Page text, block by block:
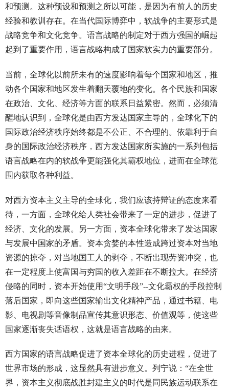
和预测。这种预设和预测之所以可能，是因为有前人的历史
经验和教训存在。在当代国际博弈中，软战争的主要形式是
战略竞争和文化竞争。语言战略的制定对于西方强国的崛起
起到了重要作用，语言战略构成了国家软实力的重要部分。
当前，全球化以前所未有的速度影响着每个国家和地区，推
动各个国家和地区发生着翻天覆地的变化。各个民族和国家
在政治、文化、经济等方面的联系日益紧密。然而，必须清
醒地认识到，全球化是由西方发达国家主导的，全球化下的
国际政治经济秩序始终都是不公正、不合理的。依靠利于自
身的国际政治经济秩序，西方发达国家所实施的一系列包括
语言战略在内的软战争更能强化其霸权地位，进而在全球范
围内获取各种利益。
对西方资本主义主导的全球化，我们应该持辩证的态度来看
待，一方面，全球化给人类社会带来了一定的进步，促进了
经济、文化的发展。另一方面，资本全球化带来了发达国家
与发展中国家的矛盾。资本贪婪的本性造成跨过资本对当地
资源的掠夺，对当地国工人的剥夺，不断出现劳资冲突，也
在一定程度上使富国与穷国的收入差距在不断拉大。在经济
侵略的同时，资本开始使用“文明手段”--文化霸权的手段控制
落后国家，即向这些国家输出文化精神产品，通过书籍、电
影、电视剧等音像制品宣传其意识形态、价值观等，使这些
国家逐渐丧失话语权，这就是语言战略的由来。
西方国家的语言战略促进了资本全球化的历史进程，促进了
世界市场的形成，这显然具有进步意义。列宁说：“在全世
界，资本主义彻底战胜封建主义的时代是同民族运动联系在